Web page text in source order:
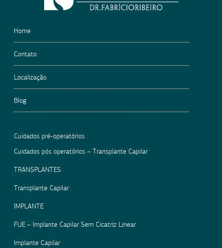
Home
Contato
Localização
Blog
Cuidados pré-operatórios
Cuidados pós operatórios – Transplante Capilar
TRANSPLANTES
Transplante Capilar
IMPLANTE
FUE – Implante Capilar Sem Cicatriz Linear
Implante Capilar